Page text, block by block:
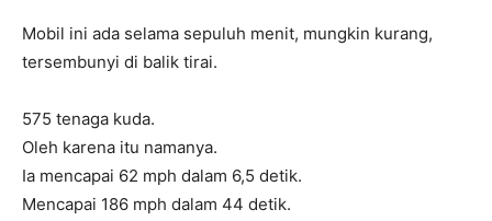
Mobil ini ada selama sepuluh menit, mungkin kurang,
tersembunyi di balik tirai.
575 tenaga kuda.
Oleh karena itu namanya.
Ia mencapai 62 mph dalam 6,5 detik.
Mencapai 186 mph dalam 44 detik.